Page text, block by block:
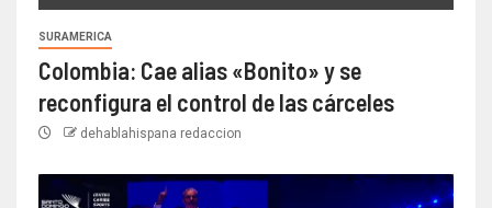
SURAMERICA
Colombia: Cae alias «Bonito» y se
reconfigura el control de las cárceles
dehablahispana redaccion